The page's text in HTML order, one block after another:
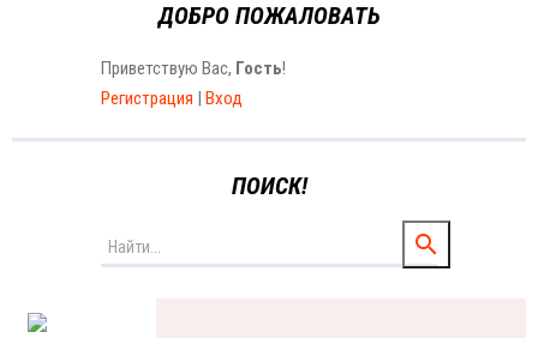
ДОБРО ПОЖАЛОВАТЬ
Приветствую Вас, Гость!
Регистрация | Вход
ПОИСК!